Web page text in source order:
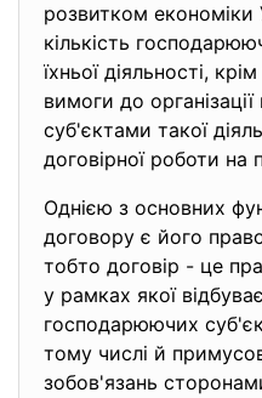
розвитком економіки
кількість
їхньої діяльності,
вимоги до
суб'єктами такої
договірної роботи на
Однією з основних
договору є його
тобто договір - це
у рамках якої
господарюючих
тому числі й
зобов'язань